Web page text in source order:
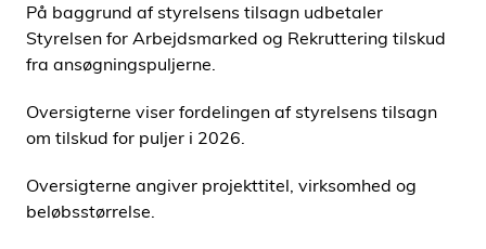
På baggrund af styrelsens tilsagn udbetaler
Styrelsen for Arbejdsmarked og Rekruttering tilskud
fra ansøgningspuljerne.
Oversigterne viser fordelingen af styrelsens tilsagn
om tilskud for puljer i 2026.
Oversigterne angiver projekttitel, virksomhed og
beløbsstørrelse.